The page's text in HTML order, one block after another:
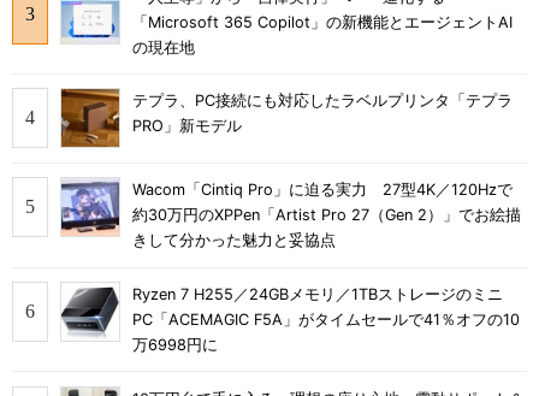
「Microsoft 365 Copilot」の新機能とエージェントAI
の現在地
テプラ、PC接続にも対応したラベルプリンタ「テプラ
PRO」新モデル
Wacom「Cintiq Pro」に迫る実力 27型4K／120Hzで
約30万円のXPPen「Artist Pro 27（Gen 2）」でお絵描
きして分かった魅力と妥協点
Ryzen 7 H255／24GBメモリ／1TBストレージのミニ
PC「ACEMAGIC F5A」がタイムセールで41％オフの10
万6998円に